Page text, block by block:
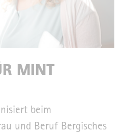
MINT
beim
und Beruf Bergisches